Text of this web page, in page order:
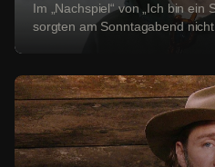
Im „Nachspiel“ von „Ich bin ein
sorgten am Sonntagabend